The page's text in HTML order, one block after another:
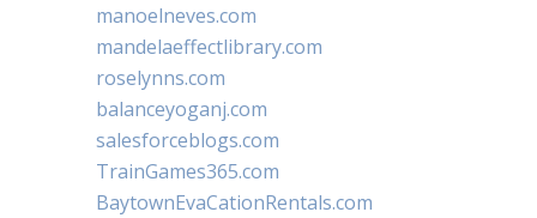
manoelneves.com
mandelaeffectlibrary.com
roselynns.com
balanceyoganj.com
salesforceblogs.com
TrainGames365.com
BaytownEvaCationRentals.com